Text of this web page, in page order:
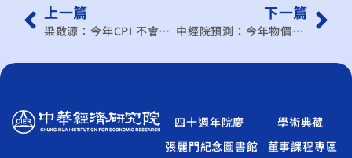
上一篇
梁啟源：今年CPI 不會逾2%
下一篇
中經院預測：今年物價漲幅 將驚險守住2%
四十週年院慶
學術典藏
張麗門紀念圖書館
董事課程專區